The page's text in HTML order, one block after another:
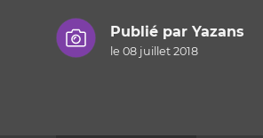
Publié par Yazans
le 08 juillet 2018